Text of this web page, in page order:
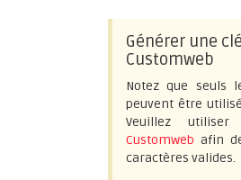
Générer une
Customweb
Notez que seuls
peuvent être
Veuillez
Customweb afin
caractères valides.